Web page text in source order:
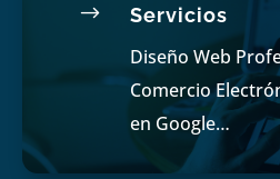
$ Servicios
Diseño Web
Comercio
en Google…